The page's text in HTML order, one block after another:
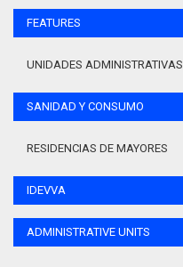
FEATURES
UNIDADES ADMINISTRATIVAS
SANIDAD Y CONSUMO
RESIDENCIAS DE MAYORES
IDEVVA
ADMINISTRATIVE UNITS